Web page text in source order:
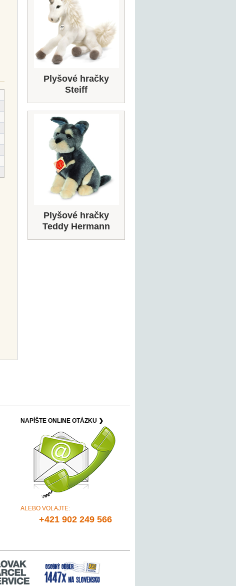
Plyšové hračky
Steiff
Plyšové hračky
Teddy Hermann
NAPÍŠTE ONLINE OTÁZKU ❯
ALEBO VOLAJTE:
+421 902 249 566